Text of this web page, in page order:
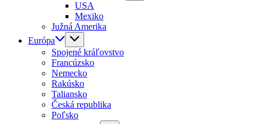
USA
Mexiko
Južná Amerika
Európa
Spojené kráľovstvo
Francúzsko
Nemecko
Rakúsko
Taliansko
Česká republika
Poľsko